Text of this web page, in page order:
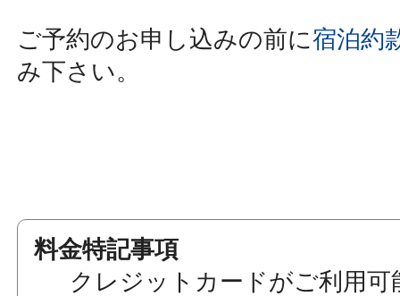
ご予約のお申し込みの前に宿泊約
み下さい。
料金特記事項
クレジットカードがご利用可